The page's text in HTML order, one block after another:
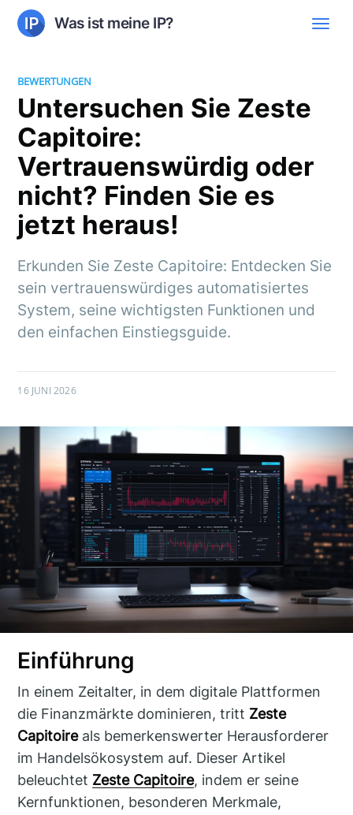
Was ist meine IP?
BEWERTUNGEN
Untersuchen Sie Zeste
Capitoire:
Vertrauenswürdig oder
nicht? Finden Sie es
jetzt heraus!
Erkunden Sie Zeste Capitoire: Entdecken Sie
sein vertrauenswürdiges automatisiertes
System, seine wichtigsten Funktionen und
den einfachen Einstiegsguide.
16 JUNI 2026
Einführung
In einem Zeitalter, in dem digitale Plattformen
die Finanzmärkte dominieren, tritt Zeste
Capitoireals bemerkenswerter Herausforderer
im Handelsökosystem auf. Dieser Artikel
beleuchtet Zeste Capitoire, indem er seine
Kernfunktionen, besonderen Merkmale,